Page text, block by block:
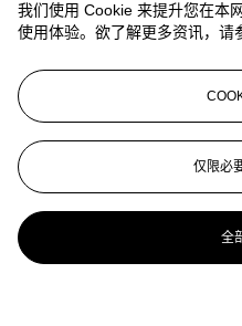
我们使用 Cookie 来提升您在本
使用体验。欲了解更多资讯，请
仅限必
全